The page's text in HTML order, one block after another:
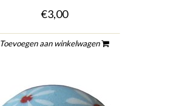
€3,00
Toevoegen aan winkelwagen